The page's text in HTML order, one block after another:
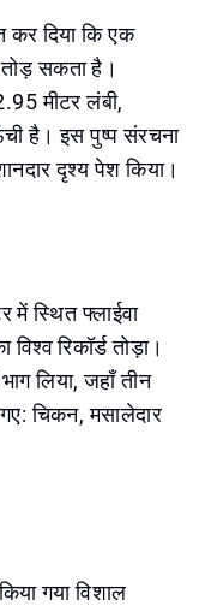
कर दिया कि एक
तोड़ सकता है।
मीटर लंबी,
है। इस पुष्प संरचना
दृश्य पेश किया।
स्थित फ्लाईवा
रिकॉर्ड तोड़ा।
लिया, जहाँ तीन
चिकन, मसालेदार
गया विशाल